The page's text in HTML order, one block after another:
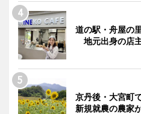
道の駅・舟屋の
地元出身の店
京丹後・大宮町
新規就農の農家